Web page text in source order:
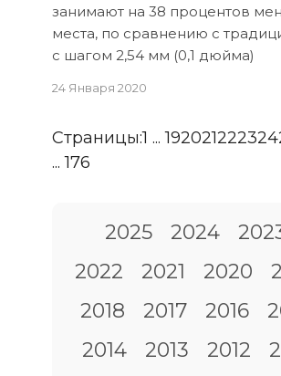
занимают на 38 процентов
места, по сравнению с
с шагом 2,54 мм (0,1 дюйма)
24 Января 2020
Страницы:1 ...192021222324
...176
2025 2024
2022
2021 2020
2018
2017 2016
2014
2013 2012